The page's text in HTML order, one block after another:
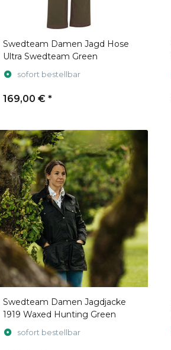
Swedteam Damen Jagd Hose
Ultra Swedteam Green
sofort bestellbar
169,00 € *
Swedteam Damen Jagdjacke
1919 Waxed Hunting Green
sofort bestellbar